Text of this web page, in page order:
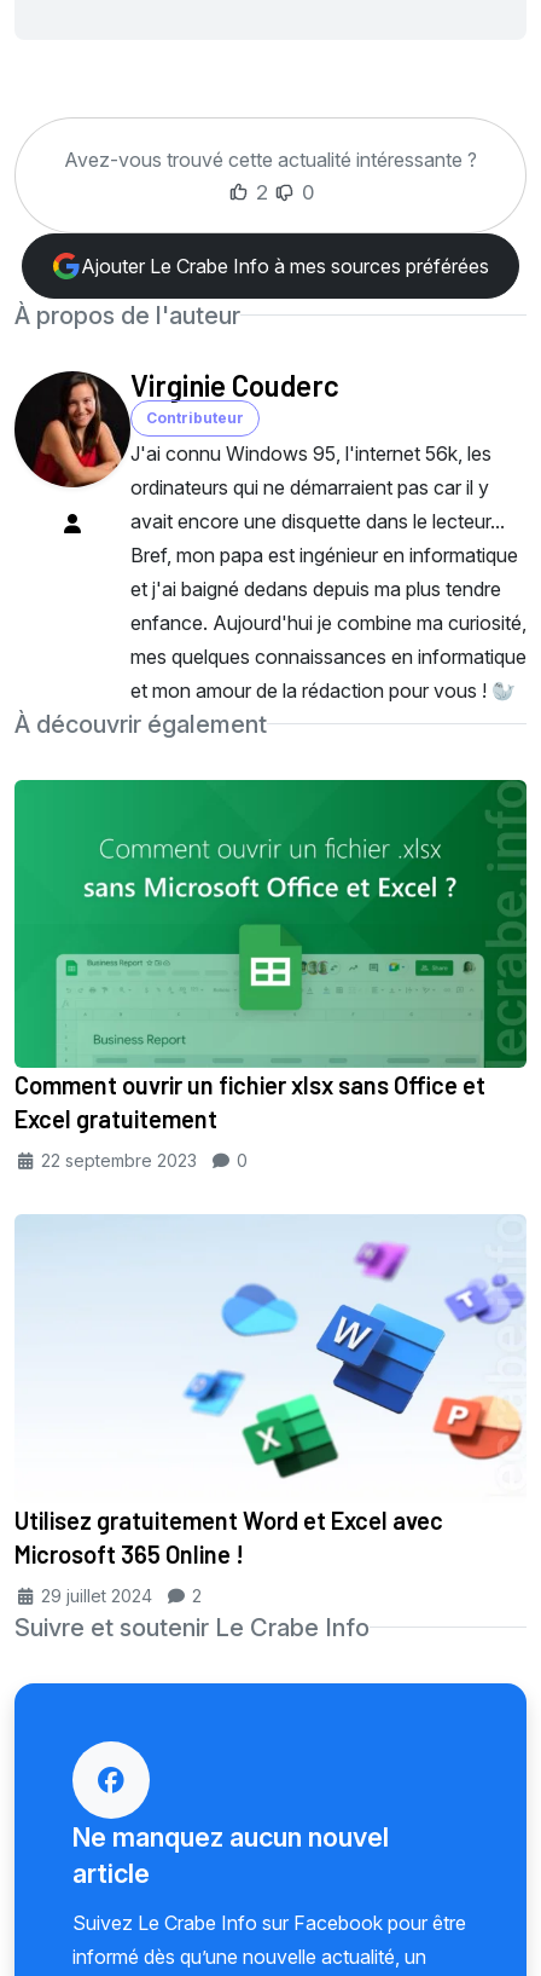
Avez-vous trouvé cette actualité intéressante ?
2
0
Ajouter Le Crabe Info à mes sources préférées
À propos de l'auteur
Virginie Couderc
Contributeur
J'ai connu Windows 95, l'internet 56k, les
ordinateurs qui ne démarraient pas car il y
avait encore une disquette dans le lecteur...
Bref, mon papa est ingénieur en informatique
et j'ai baigné dedans depuis ma plus tendre
enfance. Aujourd'hui je combine ma curiosité,
mes quelques connaissances en informatique
et mon amour de la rédaction pour vous ! 🦭
À découvrir également
Comment ouvrir un fichier xlsx sans Office et
Excel gratuitement
22 septembre 2023 0
Utilisez gratuitement Word et Excel avec
Microsoft 365 Online !
29 juillet 2024 2
Suivre et soutenir Le Crabe Info
Ne manquez aucun nouvel
article
Suivez Le Crabe Info sur Facebook pour être
informé dès qu’une nouvelle actualité, un